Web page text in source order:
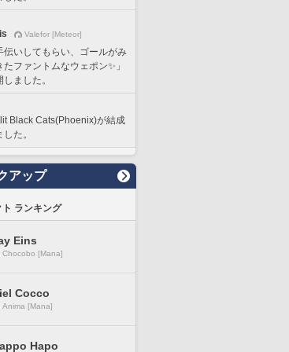
Valefor [Meteor]
伝いしてもらい、ゴールがみ
たファントムなウェポン✨」
しました。
Black Cats(Phoenix)が結成
た。
アップ
ランキング
Eins
Chocobo [Mana]
Cocco
Anima [Mana]
Hapo